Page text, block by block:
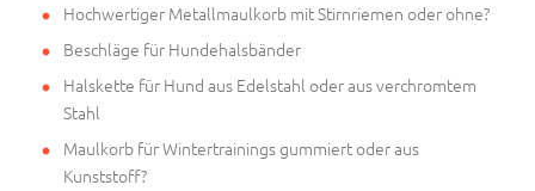
Hochwertiger Metallmaulkorb mit Stirnriemen oder ohne?
Beschläge für Hundehalsbänder
Halskette für Hund aus Edelstahl oder aus verchromtem
Stahl
Maulkorb für Wintertrainings gummiert oder aus
Kunststoff?